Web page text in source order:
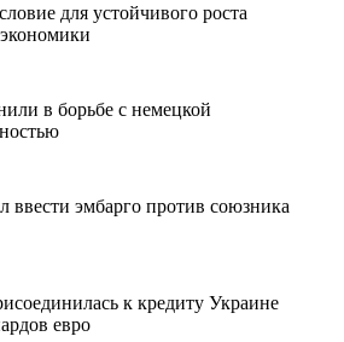
для устойчивого роста
в борьбе с немецкой
ввести эмбарго против союзника
к кредиту Украине
евро